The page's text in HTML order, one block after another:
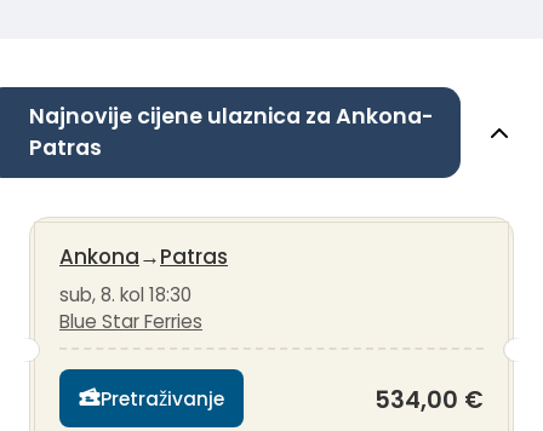
Najnovije cijene ulaznica za Ankona-
Patras
Ankona→Patras
sub, 8. kol 18:30
Blue Star Ferries
Pretraživanje 534,00 €